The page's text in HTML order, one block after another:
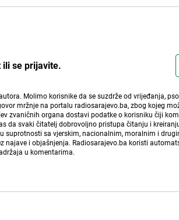
ili se prijavite.
Molimo korisnike da se suzdrže od vrijeđanja,
mržnje na portalu radiosarajevo.ba, zbog kojeg
zvaničnih organa dostavi podatke o korisniku čiji
da svaki čitatelj dobrovoljno pristupa čitanju i
suprotnosti sa vjerskim, nacionalnim, moralnim i
najave i objašnjenja. Radiosarajevo.ba koristi
u komentarima.